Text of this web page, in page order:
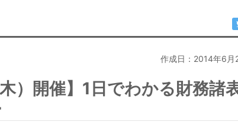
作成日：2014年6月
木）開催】1日でわかる財務諸